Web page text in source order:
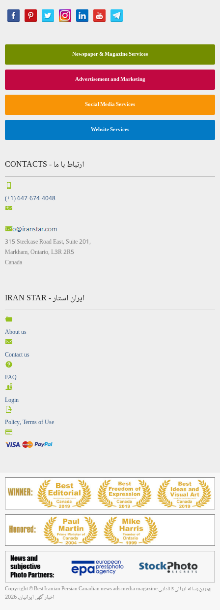
Newspaper & Magazine Services
Advertisement and Marketing
Social Media Services
Website Services
CONTACTS - ارتباط با ما
(+1) 647-674-4048
315 Steelcase Road East, Suite 201,
Markham, Ontario, L3R 2R5
Canada
IRAN STAR - ایران استار
About us
Contact us
FAQ
Login
Policy, Terms of Use
Copyright © Best Iranian Persian Canadian news ads media magazine بهترین رسانه ایرانی کانادایی
اخبار آگهی ایرانیان, 2026